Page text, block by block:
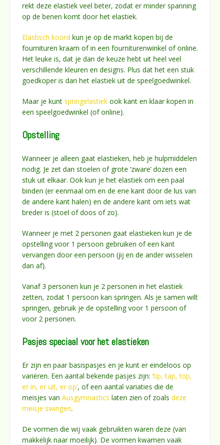
rekt deze elastiek veel beter, zodat er minder spanning
op de benen komt door het elastiek.
Elastisch koord kun je op de markt kopen bij de
fournituren kraam of in een fourniturenwinkel of online.
Het leuke is, dat je dan de keuze hebt uit heel veel
verschillende kleuren en designs. Plus dat het een stuk
goedkoper is dan het elastiek uit de speelgoedwinkel.
Maar je kunt springelastiek ook kant en klaar kopen in
een speelgoedwinkel (of online).
Opstelling
Wanneer je alleen gaat elastieken, heb je hulpmiddelen
nodig. Je zet dan stoelen of grote ‘zware’ dozen een
stuk uit elkaar. Ook kun je het elastiek om een paal
binden (er eenmaal om en de ene kant door de lus van
de andere kant halen) en de andere kant om iets wat
breder is (stoel of doos of zo).
Wanneer je met 2 personen gaat elastieken kun je de
opstelling voor 1 persoon gebruiken of een kant
vervangen door een persoon (jij en de ander wisselen
dan af).
Vanaf 3 personen kun je 2 personen in het elastiek
zetten, zodat 1 persoon kan springen. Als je samen wilt
springen, gebruik je de opstelling voor 1 persoon of
voor 2 personen.
Pasjes speciaal voor het elastieken
Er zijn en paar basispasjes en je kunt er eindeloos op
variëren. Een aantal bekende pasjes zijn: ‘tip, tap, top,
er in, er uit, er op’, of een aantal variaties die de
meisjes van Ausgymnastics laten zien of zoals deze
meisje swingen.
De vormen die wij vaak gebruikten waren deze (van
makkelijk naar moeilijk). De vormen kwamen vaak